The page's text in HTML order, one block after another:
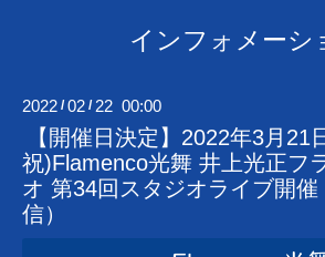
インフォメーシ
2022 /02 / 22 00:00
【開催日決定】2022年3月21
祝)Flamenco光舞 井上光正フ
オ 第34回スタジオライブ開
信）